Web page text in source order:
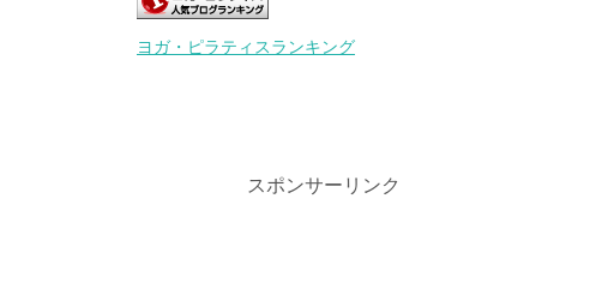
ヨガ・ピラティスランキング
スポンサーリンク